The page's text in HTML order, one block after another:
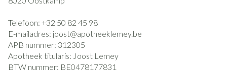
Telefoon: +32 50 82 45 98
E-mailadres: joost@apotheeklemey.be
APB nummer: 312305
Apotheek titularis: Joost Lemey
BTW nummer: BE0478177831